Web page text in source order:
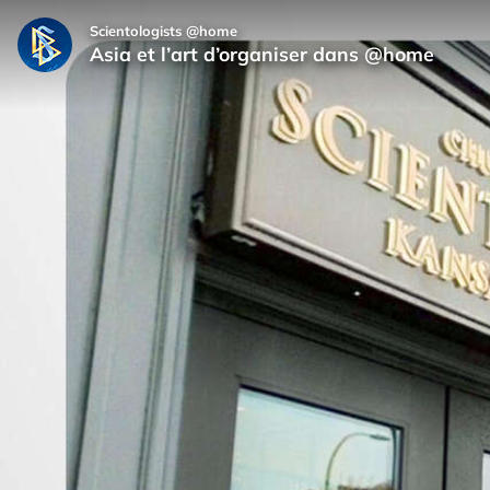
Scientologists @home
Asia et l’art d’organiser dans @home